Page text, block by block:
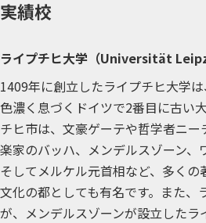
実績校
ライプチヒ大学（Universität
1409年に創立したライプチヒ大学
色濃く息づくドイツで2番目に古い
チヒ市は、文豪ゲーテや哲学者ニ
楽家のバッハ、メンデルスゾーン、
そしてメルケル元首相など、多く
文化の都としても有名です。また、
が、メンデルスゾーンが設立した